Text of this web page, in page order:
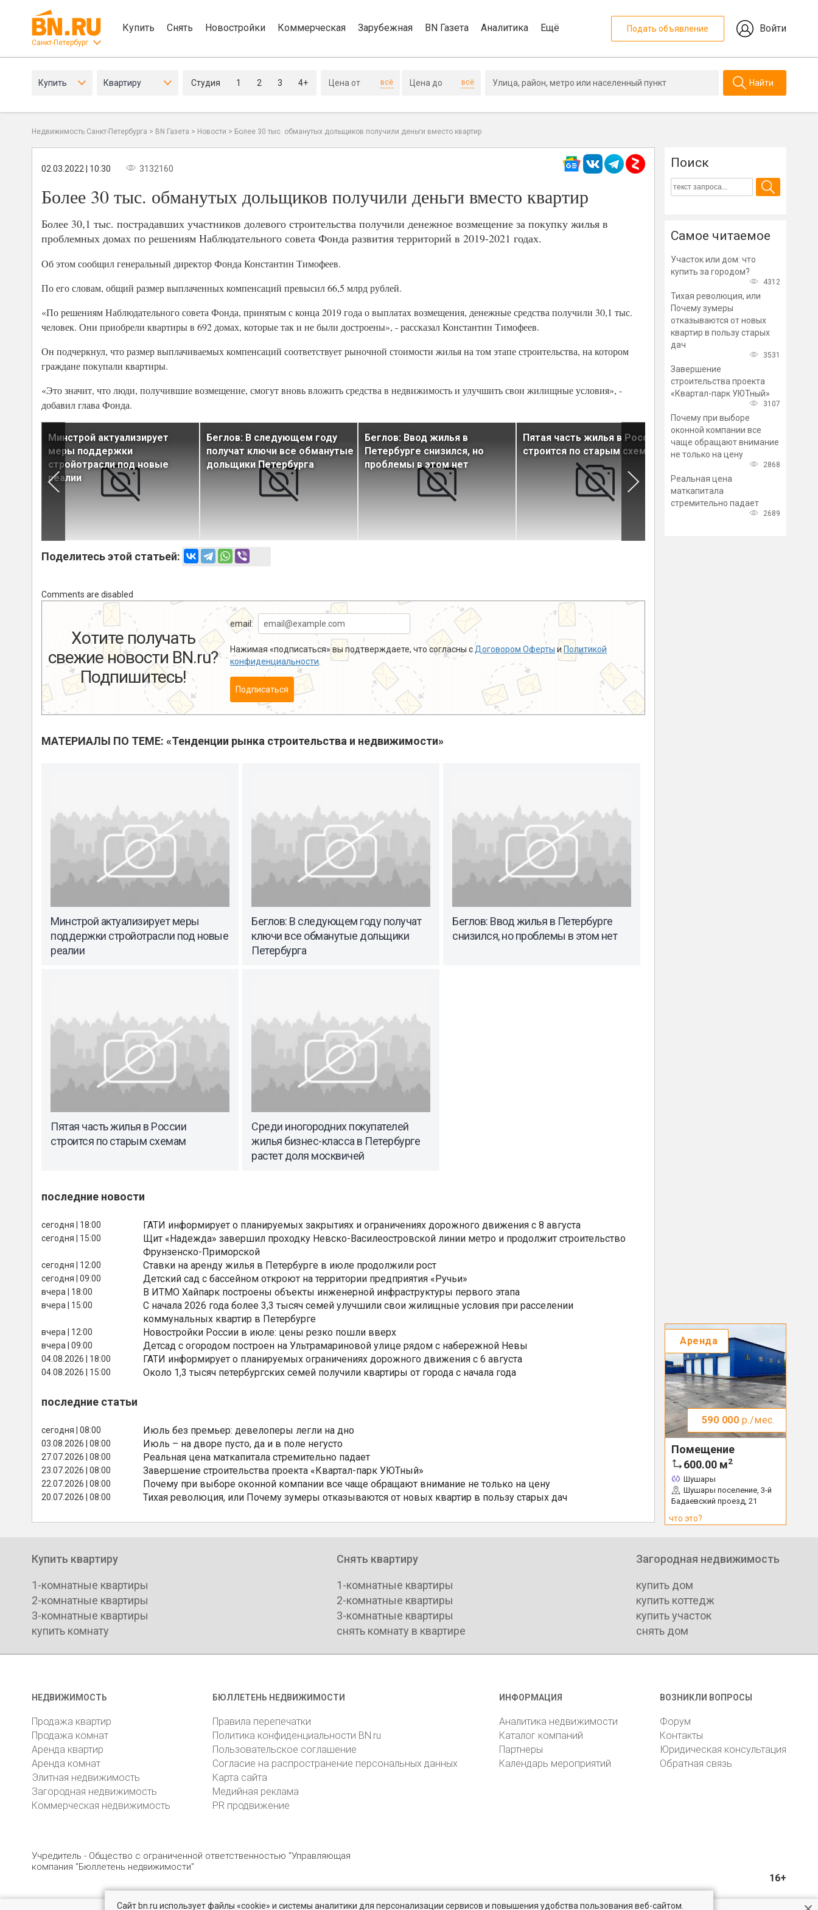
Санкт-Петербург
Купить Снять Новостройки Коммерческая Зарубежная BN Газета Аналитика Ещё Подать объявление Войти
Купить Квартиру Студия 1 2 3 4+ всё всё Найти
Недвижимость Санкт-Петербурга > BN Газета > Новости > Более 30 тыс. обманутых дольщиков получили деньги вместо квартир
02.03.2022 | 10:30 3132160
Более 30 тыс. обманутых дольщиков получили деньги вместо квартир
Более 30,1 тыс. пострадавших участников долевого строительства получили денежное возмещение за покупку жилья в
проблемных домах по решениям Наблюдательного совета Фонда развития территорий в 2019-2021 годах.
Об этом сообщил генеральный директор Фонда Константин Тимофеев.
По его словам, общий размер выплаченных компенсаций превысил 66,5 млрд рублей.
«По решениям Наблюдательного совета Фонда, принятым с конца 2019 года о выплатах возмещения, денежные средства получили 30,1 тыс.
человек. Они приобрели квартиры в 692 домах, которые так и не были достроены», - рассказал Константин Тимофеев.
Он подчеркнул, что размер выплачиваемых компенсаций соответствует рыночной стоимости жилья на том этапе строительства, на котором
граждане покупали квартиры.
«Это значит, что люди, получившие возмещение, смогут вновь вложить средства в недвижимость и улучшить свои жилищные условия», -
добавил глава Фонда.
Минстрой актуализирует
меры поддержки
стройотрасли под новые
реалии
Беглов: В следующем году
получат ключи все обманутые
дольщики Петербурга
Беглов: Ввод жилья в
Петербурге снизился, но
проблемы в этом нет
Пятая часть жилья в России
строится по старым схемам
Среди иногородних
покупателей жилья бизнес-
класса в Петербурге растет
доля москвичей
Поделитесь этой статьей:
Comments are disabled
Хотите получать
свежие новости BN.ru?
Подпишитесь!
email:
Нажимая «подписаться» вы подтверждаете, что согласны с Договором Оферты и Политикой
конфиденциальности
Подписаться
МАТЕРИАЛЫ ПО ТЕМЕ: «Тенденции рынка строительства и недвижимости»
Минстрой актуализирует меры
поддержки стройотрасли под новые
реалии
Беглов: В следующем году получат
ключи все обманутые дольщики
Петербурга
Беглов: Ввод жилья в Петербурге
снизился, но проблемы в этом нет
Пятая часть жилья в России
строится по старым схемам
Среди иногородних покупателей
жилья бизнес-класса в Петербурге
растет доля москвичей
последние новости
сегодня | 18:00 ГАТИ информирует о планируемых закрытиях и ограничениях дорожного движения с 8 августа
сегодня | 15:00
Щит «Надежда» завершил проходку Невско-Василеостровской линии метро и продолжит строительство
Фрунзенско-Приморской
сегодня | 12:00 Ставки на аренду жилья в Петербурге в июле продолжили рост
сегодня | 09:00 Детский сад с бассейном откроют на территории предприятия «Ручьи»
вчера | 18:00 В ИТМО Хайпарк построены объекты инженерной инфраструктуры первого этапа
вчера | 15:00
С начала 2026 года более 3,3 тысяч семей улучшили свои жилищные условия при расселении
коммунальных квартир в Петербурге
вчера | 12:00 Новостройки России в июле: цены резко пошли вверх
вчера | 09:00 Детсад с огородом построен на Ультрамариновой улице рядом с набережной Невы
04.08.2026 | 18:00 ГАТИ информирует о планируемых ограничениях дорожного движения с 6 августа
04.08.2026 | 15:00 Около 1,3 тысяч петербургских семей получили квартиры от города с начала года
последние статьи
сегодня | 08:00 Июль без премьер: девелоперы легли на дно
03.08.2026 | 08:00 Июль – на дворе пусто, да и в поле негусто
27.07.2026 | 08:00 Реальная цена маткапитала стремительно падает
23.07.2026 | 08:00 Завершение строительства проекта «Квартал-парк УЮТный»
22.07.2026 | 08:00 Почему при выборе оконной компании все чаще обращают внимание не только на цену
20.07.2026 | 08:00 Тихая революция, или Почему зумеры отказываются от новых квартир в пользу старых дач
Поиск
Самое читаемое
Участок или дом: что
купить за городом?
4312
Тихая революция, или
Почему зумеры
отказываются от новых
квартир в пользу старых
дач
3531
Завершение
строительства проекта
«Квартал-парк УЮТный»
3107
Почему при выборе
оконной компании все
чаще обращают внимание
не только на цену
2868
Реальная цена
маткапитала
стремительно падает
2689
Аренда
590 000 р./мес.
Помещение
600.00 м2
Шушары
Шушары поселение, 3-й
Бадаевский проезд, 21
что это?
Купить квартиру
1-комнатные квартиры
2-комнатные квартиры
3-комнатные квартиры
купить комнату
Снять квартиру
1-комнатные квартиры
2-комнатные квартиры
3-комнатные квартиры
снять комнату в квартире
Загородная недвижимость
купить дом
купить коттедж
купить участок
снять дом
НЕДВИЖИМОСТЬ
Продажа квартир
Продажа комнат
Аренда квартир
Аренда комнат
Элитная недвижимость
Загородная недвижимость
Коммерческая недвижимость
БЮЛЛЕТЕНЬ НЕДВИЖИМОСТИ
Правила перепечатки
Политика конфиденциальности BN.ru
Пользовательское соглашение
Согласие на распространение персональных данных
Карта сайта
Медийная реклама
PR продвижение
ИНФОРМАЦИЯ
Аналитика недвижимости
Каталог компаний
Партнеры
Календарь мероприятий
ВОЗНИКЛИ ВОПРОСЫ
Форум
Контакты
Юридическая консультация
Обратная связь
Учредитель - Общество с ограниченной ответственностью "Управляющая
компания "Бюллетень недвижимости"
16+
Сайт bn.ru использует файлы «cookie» и системы аналитики для персонализации сервисов и повышения удобства пользования веб-сайтом.